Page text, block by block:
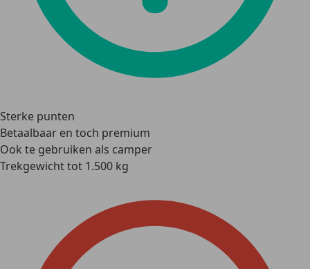
Sterke punten
Betaalbaar en toch premium
Ook te gebruiken als camper
Trekgewicht tot 1.500 kg